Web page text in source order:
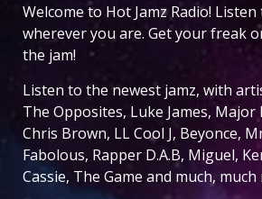
Welcome to Hot Jamz Radio!
wherever you are. Get your freak
the jam!
Listen to the newest jamz, with
The Opposites, Luke James, Major
Chris Brown, LL Cool J, Beyonce,
Fabolous, Rapper D.A.B, Miguel,
Cassie, The Game and much, much